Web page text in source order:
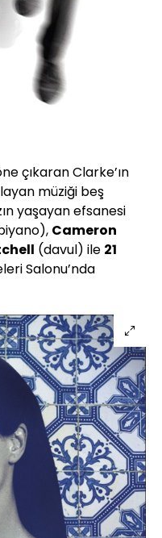
çıkaran Clarke’ın
müziği beş
yaşayan efsanesi
Cameron
(davul) ile 21
Salonu’nda